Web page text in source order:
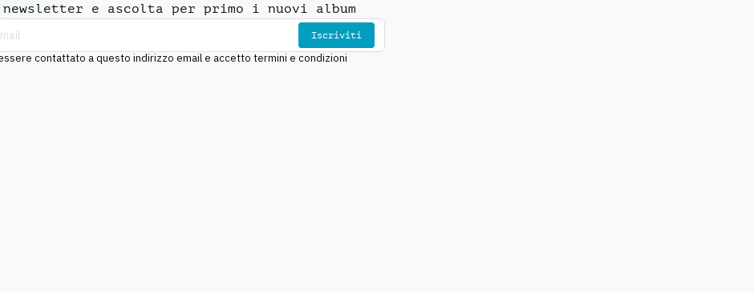
e ascolta per primo i nuovi album
Iscriviti
contattato a questo indirizzo email e accetto termini e condizioni